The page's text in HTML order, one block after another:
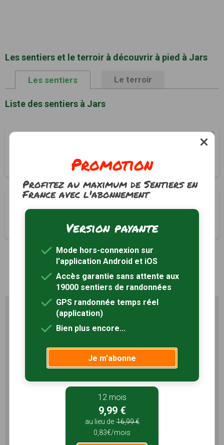
Les sentiers et le terroir à découvrir à pied à Jars
Les sentiers Le terroir
Liste des sentiers à Jars
Circuit La Brissauderie - Les Marnes du Souchet
Circuit du bois de la Passe
Jars, Cher (18)
Profitez au maximum de
Sentiers en France avec rando
Le compte
permet de profiter de tout le
potentiel qu'offre Sentiers en France :
Pas de pub
Favoris illimités
Mode hors-connexion
3 mois
5,99 €
Promotion
Profitez au maximum de Sentiers en
France avec l'abonnement
Version payante
Mode hors-connexion sur
l'application Android et iOS
Accès garantie sans attente aux
19000 sentiers de randonnées
GPS randonnée temps réel
(application)
Bien plus encore...
Je m'abonne
12 mois
9,99 €
au lieu de 16,99 €
0,83€/mois